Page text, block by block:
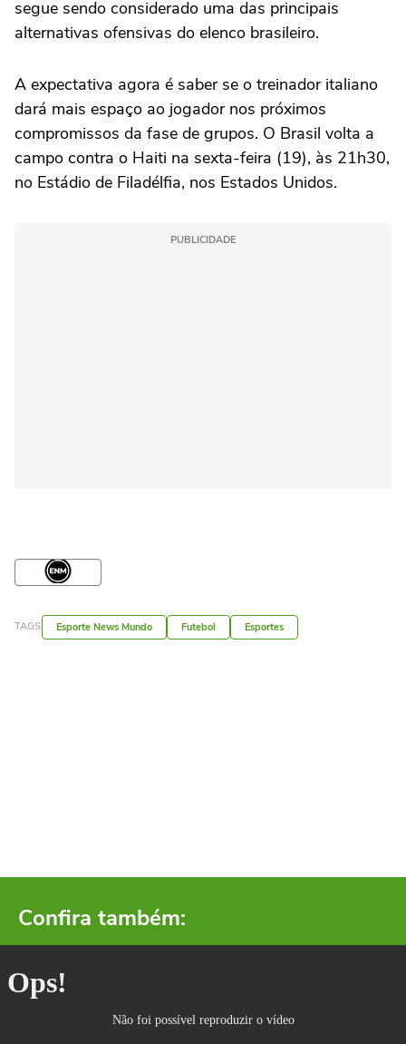
segue sendo considerado uma das principais
alternativas ofensivas do elenco brasileiro.
A expectativa agora é saber se o treinador italiano
dará mais espaço ao jogador nos próximos
compromissos da fase de grupos. O Brasil volta a
campo contra o Haiti na sexta-feira (19), às 21h30,
no Estádio de Filadélfia, nos Estados Unidos.
PUBLICIDADE
TAGS Esporte News Mundo Futebol Esportes
Confira também: